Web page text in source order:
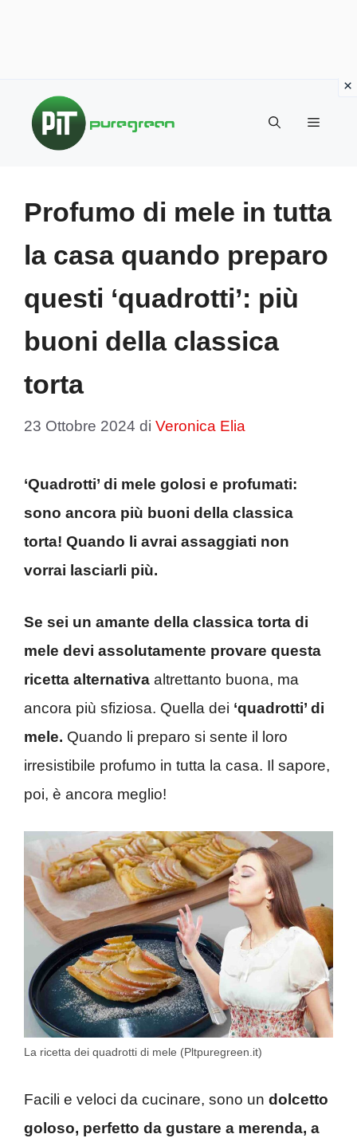
contenuto
MENU
Profumo di mele in tutta
la casa quando preparo
questi ‘quadrotti’: più
buoni della classica
torta
23 Ottobre 2024 di Veronica Elia
‘Quadrotti’ di mele golosi e profumati:
sono ancora più buoni della classica
torta! Quando li avrai assaggiati non
vorrai lasciarli più.
Se sei un amante della classica torta di
mele devi assolutamente provare questa
ricetta alternativa altrettanto buona, ma
ancora più sfiziosa. Quella dei ‘quadrotti’ di
mele. Quando li preparo si sente il loro
irresistibile profumo in tutta la casa. Il sapore,
poi, è ancora meglio!
La ricetta dei quadrotti di mele (Pltpuregreen.it)
Facili e veloci da cucinare, sono un dolcetto
goloso, perfetto da gustare a merenda, a